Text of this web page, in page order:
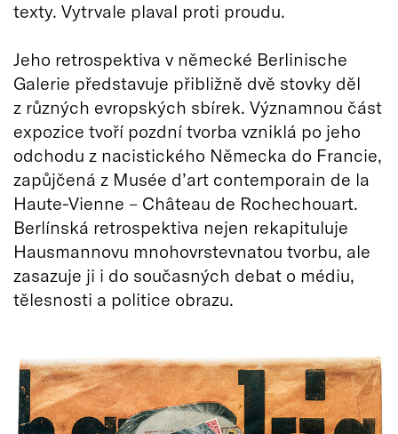
texty. Vytrvale plaval proti proudu.
Jeho retrospektiva v německé Berlinische
Galerie představuje přibližně dvě stovky děl
z různých evropských sbírek. Významnou část
expozice tvoří pozdní tvorba vzniklá po jeho
odchodu z nacistického Německa do Francie,
zapůjčená z Musée d’art contemporain de la
Haute-Vienne – Château de Rochechouart.
Berlínská retrospektiva nejen rekapituluje
Hausmannovu mnohovrstevnatou tvorbu, ale
zasazuje ji i do současných debat o médiu,
tělesnosti a politice obrazu.